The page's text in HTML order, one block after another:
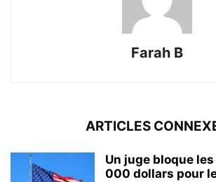
Farah B
ARTICLES
Un juge bloque
000 dollars pour